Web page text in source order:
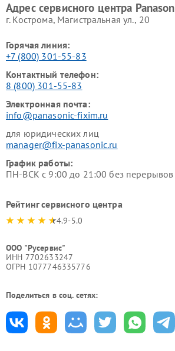
Адрес сервисного центра
г. Кострома, Магистральная ул., 20
Горячая линия:
+7 (800) 301-55-83
Контактный телефон:
8 (800) 301-55-83
Электронная почта:
info@panasonic-fixim.ru
для юридических лиц
manager@fix-panasonic.ru
График работы:
ПН-ВСК с 9:00 до 21:00 без
Рейтинг сервисного центра
4.9-5.0
ООО "Русервис"
ИНН 7702633247
ОГРН 1077746335776
Поделиться в соц. сетях: